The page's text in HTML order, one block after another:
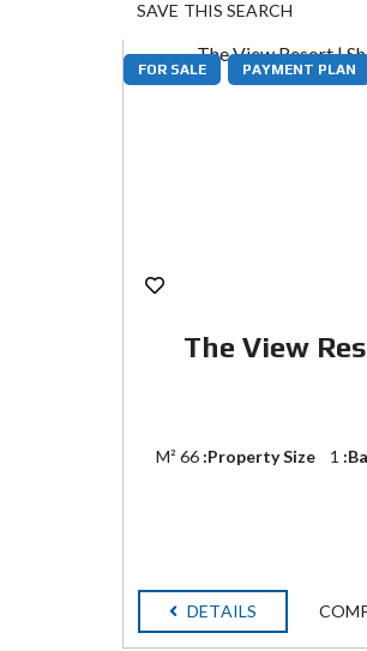
SAVE THIS SEARCH
FOR SALE PAYMENT PLAN
The View
1
Property Size:
66 M²
DETAILS